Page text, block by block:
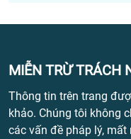
MIỄN TRỪ TRÁCH
Thông tin trên trang
khảo. Chúng tôi không
các vấn đề pháp lý,